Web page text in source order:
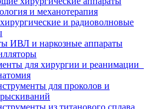
и механотерапия
и радиоволновые
ИВЛ и наркозные аппараты
для хирургии и реанимации
для проколов и
из титанового сплава